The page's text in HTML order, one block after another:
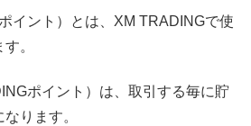
イント）とは、XM TRADINGで使
。
ポイント）は、取引する毎に貯
ります。